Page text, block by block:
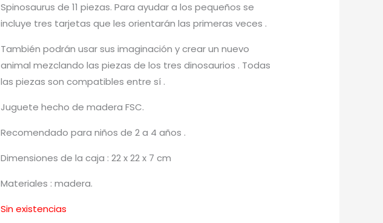
Spinosaurus de 11 piezas. Para ayudar a los pequeños se
incluye tres tarjetas que les orientarán las primeras veces .
También podrán usar sus imaginación y crear un nuevo
animal mezclando las piezas de los tres dinosaurios . Todas
las piezas son compatibles entre sí .
Juguete hecho de madera FSC.
Recomendado para niños de 2 a 4 años .
Dimensiones de la caja : 22 x 22 x 7 cm
Materiales : madera.
Sin existencias